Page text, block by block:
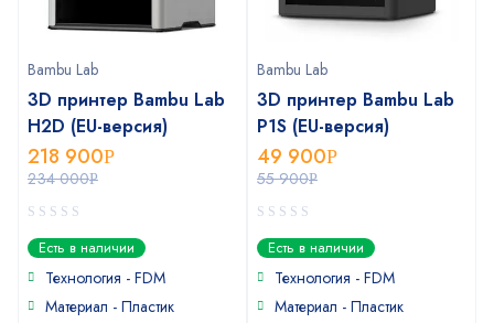
Bambu Lab
3D принтер Bambu Lab
H2D (EU-версия)
234 000Р
218 900Р
0
out
of
Есть в наличии
Технология - FDM
Материал - Пластик
Bambu Lab
3D принтер Bambu Lab
P1S (EU-версия)
55 900Р
49 900Р
0
out
of
Есть в наличии
Технология - FDM
Материал - Пластик